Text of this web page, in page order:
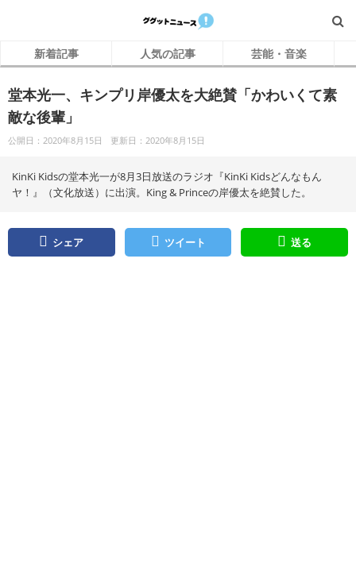
新着記事 人気の記事 芸能・音楽
堂本光一、キンプリ岸優太を大絶賛「かわいくて素
敵な後輩」
公開日：2020年8月15日 更新日：2020年8月15日
KinKi Kidsの堂本光一が8月3日放送のラジオ『KinKi Kidsどんなもん
ヤ！』（文化放送）に出演。King & Princeの岸優太を絶賛した。
シェア ツイート 送る